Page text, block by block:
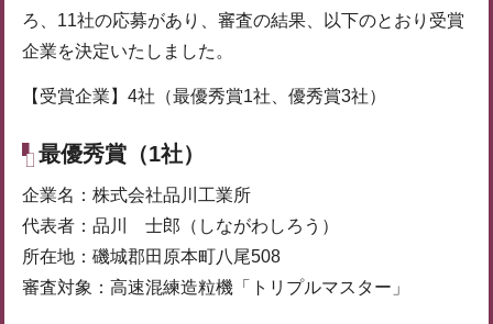
ろ、11社の応募があり、審査の結果、以下のとおり受賞
企業を決定いたしました。
【受賞企業】4社（最優秀賞1社、優秀賞3社）
最優秀賞（1社）
企業名：株式会社品川工業所
代表者：品川 士郎（しながわしろう）
所在地：磯城郡田原本町八尾508
審査対象：高速混練造粒機「トリプルマスター」